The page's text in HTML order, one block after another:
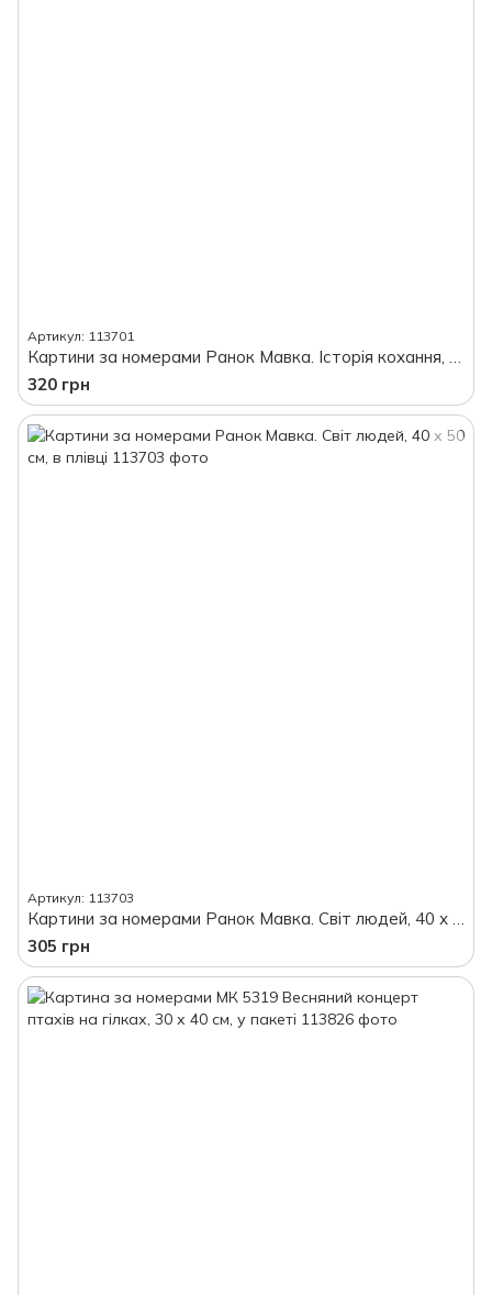
Артикул: 113701
Картини за номерами Ранок Мавка. Історія кохання, 40 х 50 см, в плівці
320 грн
Артикул: 113703
Картини за номерами Ранок Мавка. Світ людей, 40 х 50 см, в плівці
305 грн